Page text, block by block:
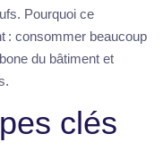
Pourquoi ce
: consommer beaucoup
du bâtiment et
clés